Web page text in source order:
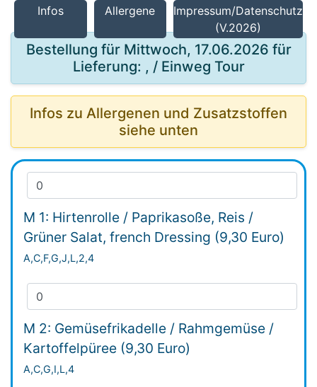
Infos Allergene
Impressum/Datenschutz
(V.2026)
Bestellung für Mittwoch, 17.06.2026 für
Lieferung: , / Einweg Tour
Infos zu Allergenen und Zusatzstoffen
siehe unten
M 1: Hirtenrolle / Paprikasoße, Reis /
Grüner Salat, french Dressing (9,30 Euro)
A,C,F,G,J,L,2,4
M 2: Gemüsefrikadelle / Rahmgemüse /
Kartoffelpüree (9,30 Euro)
A,C,G,I,L,4